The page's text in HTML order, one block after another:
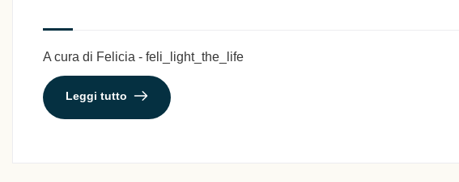
A cura di Felicia - feli_light_the_life
Leggi tutto